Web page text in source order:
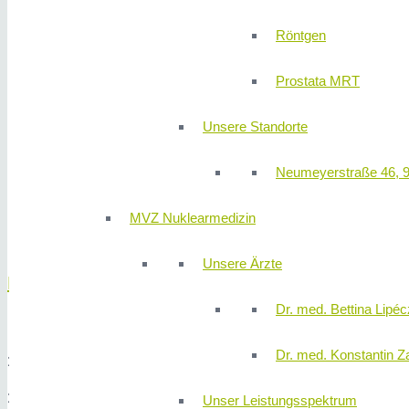
Röntgen
Prostata MRT
Unsere Standorte
Neumeyerstraße 46,
MVZ Nuklearmedizin
Unsere Ärzte
Dr. med. Bettina
Dr. med. Konstantin
Unser Leistungsspektrum
PROGRAMMABLAUF
18:00
18:15 Vorträge Dr. med. Tobias Wetzel